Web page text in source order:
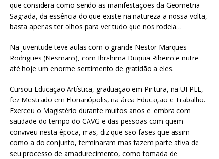
que considera como sendo as manifestações da Geometria
Sagrada, da essência do que existe na natureza a nossa volta,
basta apenas ter olhos para ver tudo que nos rodeia…
Na juventude teve aulas com o grande Nestor Marques
Rodrigues (Nesmaro), com Ibrahima Duquia Ribeiro e nutre
até hoje um enorme sentimento de gratidão a eles.
Cursou Educação Artística, graduação em Pintura, na UFPEL,
fez Mestrado em Florianópolis, na área Educação e Trabalho.
Exerceu o Magistério durante muitos anos e lembra com
saudade do tempo do CAVG e das pessoas com quem
conviveu nesta época, mas, diz que são fases que assim
como a do conjunto, terminaram mas fazem parte ativa de
seu processo de amadurecimento, como tomada de